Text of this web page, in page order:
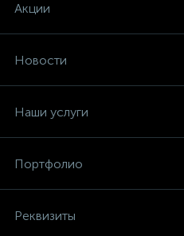
Акции
Новости
Наши услуги
Портфолио
Реквизиты